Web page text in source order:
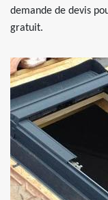
demande de devis
gratuit.